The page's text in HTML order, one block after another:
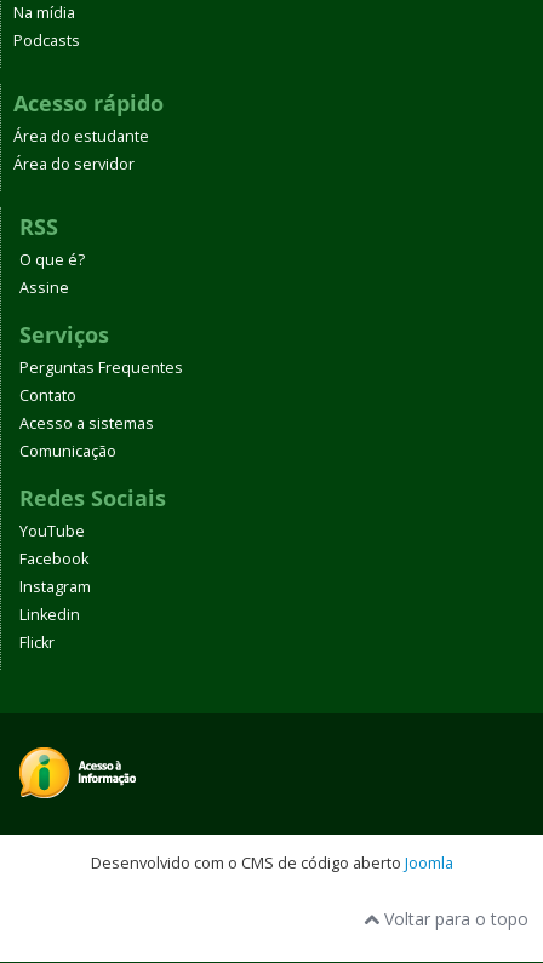
Na mídia
Podcasts
Acesso rápido
Área do estudante
Área do servidor
RSS
O que é?
Assine
Serviços
Perguntas Frequentes
Contato
Acesso a sistemas
Comunicação
Redes Sociais
YouTube
Facebook
Instagram
Linkedin
Flickr
Desenvolvido com o CMS de código aberto Joomla
Voltar para o topo